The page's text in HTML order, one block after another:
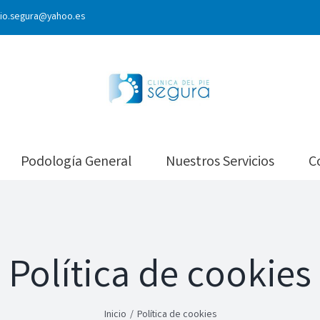
Podología General Nuestros Servicios
Política de cookies
Inicio / Política de cookies